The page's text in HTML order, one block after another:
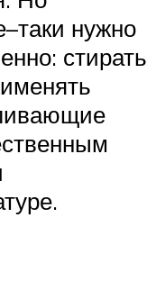
нужно
стирать